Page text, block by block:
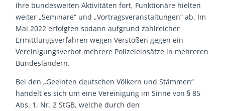
ihre bundesweiten Aktivitäten fort, Funktionäre hielten
weiter „Seminare“ und „Vortragsveranstaltungen“ ab. Im
Mai 2022 erfolgten sodann aufgrund zahlreicher
Ermittlungsverfahren wegen Verstößen gegen ein
Vereinigungsverbot mehrere Polizeieinsätze in mehreren
Bundesländern.
Bei den „Geeinten deutschen Völkern und Stämmen“
handelt es sich um eine Vereinigung im Sinne von § 85
Abs. 1, Nr. 2 StGB, welche durch den